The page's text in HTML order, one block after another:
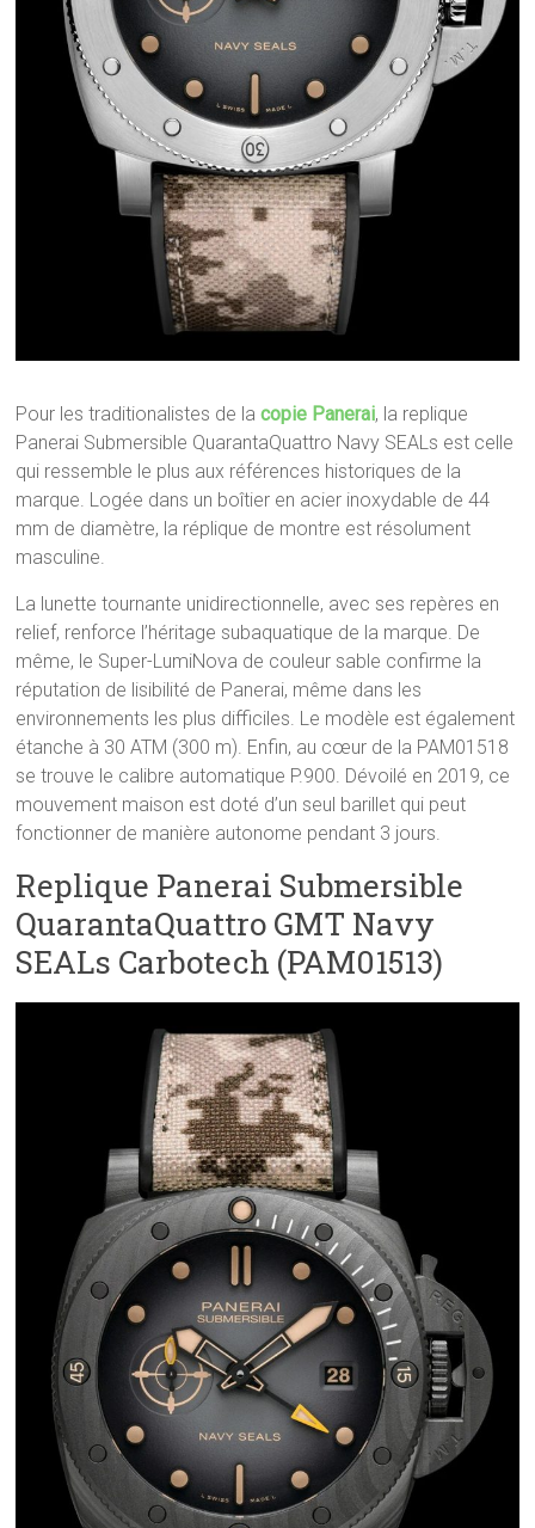
Pour les traditionalistes de lacopie Panerai, la replique
Panerai Submersible QuarantaQuattro Navy SEALs est celle
qui ressemble le plus aux références historiques de la
marque. Logée dans un boîtier en acier inoxydable de 44
mm de diamètre, la réplique de montre est résolument
masculine.
La lunette tournante unidirectionnelle, avec ses repères en
relief, renforce l’héritage subaquatique de la marque. De
même, le Super-LumiNova de couleur sable confirme la
réputation de lisibilité de Panerai, même dans les
environnements les plus difficiles. Le modèle est également
étanche à 30 ATM (300 m). Enfin, au cœur de la PAM01518
se trouve le calibre automatique P.900. Dévoilé en 2019, ce
mouvement maison est doté d’un seul barillet qui peut
fonctionner de manière autonome pendant 3 jours.
Replique Panerai Submersible
QuarantaQuattro GMT Navy
SEALs Carbotech (PAM01513)